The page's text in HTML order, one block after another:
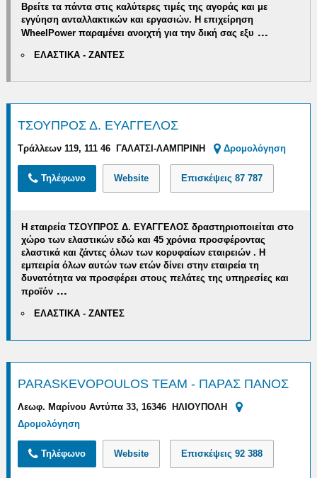
Βρείτε τα πάντα στις καλύτερες τιμές της αγοράς και με
εγγύηση ανταλλακτικών και εργασιών.Η επιχείρηση
WheelPower παραμένει ανοιχτή για την δική σας εξυ ...
ΕΛΑΣΤΙΚΑ - ΖΑΝΤΕΣ
ΤΣΟΥΠΡΟΣ Δ. ΕΥΑΓΓΕΛΟΣ
Τράλλεων 119, 111 46 ΓΑΛΑΤΣΙ-ΛΑΜΠΡΙΝΗ Δρομολόγηση
Τηλέφωνο Website Επισκέψεις87 787
Η εταιρεία ΤΣΟΥΠΡΟΣ Δ. ΕΥΑΓΓΕΛΟΣ δραστηριοποιείται στο
χώρο των ελαστικών εδώ και 45 χρόνιαπροσφέροντας
ελαστικά και ζάντες όλων των κορυφαίων εταιρειών . Η
εμπειρία όλων αυτών των ετών δίνει στην εταιρεία τη
δυνατότητα ναπροσφέρει στους πελάτες της υπηρεσίες και
προϊόν ...
ΕΛΑΣΤΙΚΑ - ΖΑΝΤΕΣ
PARASKEVOPOULOS TEAM - ΠΑΡΑΣ ΠΑΝΟΣ
Λεωφ. Μαρίνου Αντύπα 33, 16346 ΗΛΙΟΥΠΟΛΗ
Δρομολόγηση
Τηλέφωνο Website Επισκέψεις92 388